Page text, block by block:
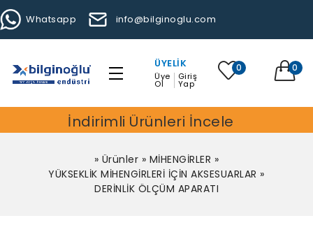
Whatsapp info@bilginoglu.com
ÜYELIK
Üye
Ol
Giriş
Yap
0 0
İndirimli Ürünleri İncele
» Ürünler » MİHENGİRLER »
YÜKSEKLİK MİHENGİRLERİ İÇİN AKSESUARLAR »
DERİNLİK ÖLÇÜM APARATI